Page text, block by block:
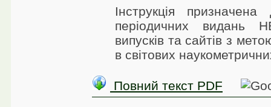
Інструкція
періодичних видань
випусків та сайтів з
в світових
Повний текст PDF